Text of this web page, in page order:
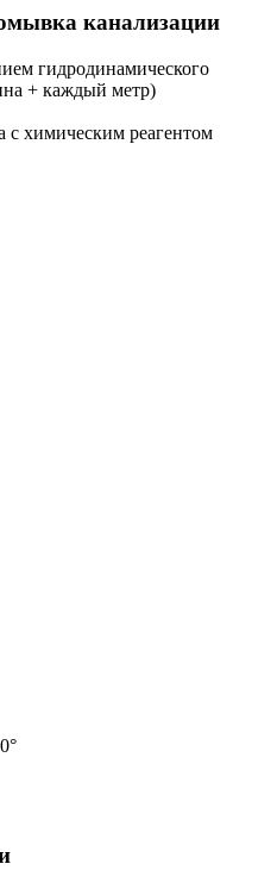
канализации
гидродинамического
+ каждый метр)
с химическим реагентом